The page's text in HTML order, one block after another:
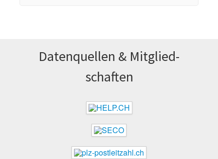
Datenquellen & Mitglied­
schaften